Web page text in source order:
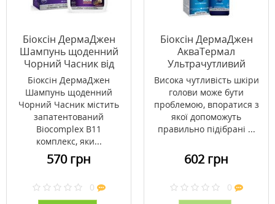
Біоксін ДермаДжен
Шампунь щоденний
Чорний Часник від
випадіння волосся
300 мл
Біоксін ДермаДжен
Шампунь щоденний
Чорний Часник містить
запатентований
Biocomplex B11
комплекс, яки...
570 грн
0
Біоксін ДермаДжен
АкваТермал
Ультрачутливий
Термальний Шампунь
300 мл
Висока чутливість шкіри
голови може бути
проблемою, впоратися з
якої допоможуть
правильно підібрані ...
602 грн
0